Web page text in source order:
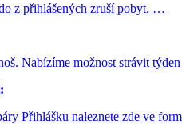
z přihlášených zruší pobyt. …
Nabízíme možnost strávit
Přihlášku naleznete zde ve